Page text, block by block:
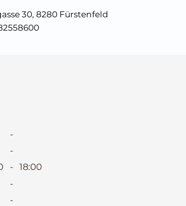
30, 8280 Fürstenfeld
-
-
- 18:00
-
-